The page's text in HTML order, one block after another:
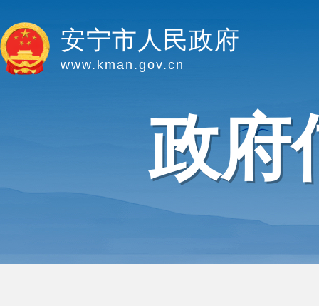
安宁市人民政府
www.kman.gov.cn
政府